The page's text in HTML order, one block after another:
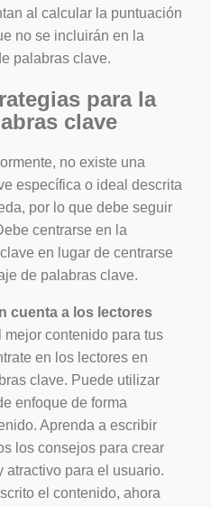
al calcular la puntuación
no se incluirán en la
palabras clave.
para la
clave
no existe una
específica o ideal descrita
por lo que debe seguir
centrarse en la
en lugar de centrarse
de palabras clave.
cuenta a los lectores
mejor contenido para tus
en los lectores en
clave. Puede utilizar
enfoque de forma
Aprenda a escribir
los consejos para crear
atractivo para el usuario.
el contenido, ahora